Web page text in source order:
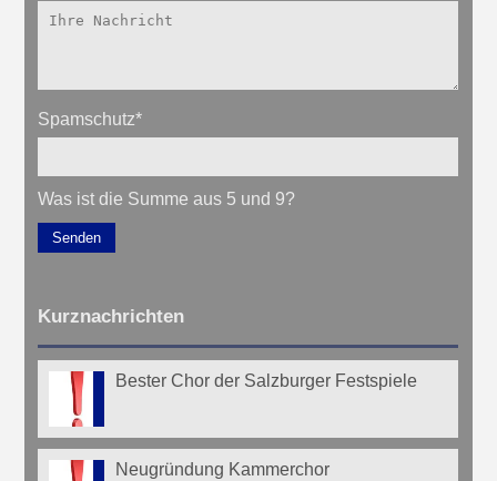
Spamschutz*
Was ist die Summe aus 5 und 9?
Senden
Kurznachrichten
Bester Chor der Salzburger Festspiele
Neugründung Kammerchor